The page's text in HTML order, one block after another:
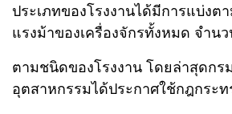
ประเภทของโรงงานได้มีการแบ่งต
แรงม้าของเครื่องจักรทั้งหมด จำน
ตามชนิดของโรงงาน โดยล่าสุดกร
อุตสาหกรรมได้ประกาศใช้กฎกระท